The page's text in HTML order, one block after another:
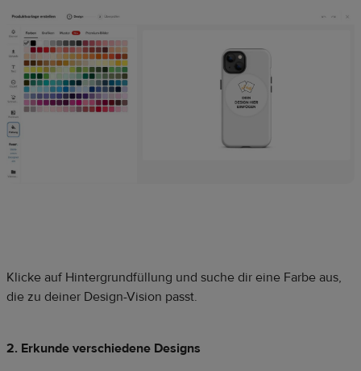
Klicke auf Hintergrundfüllung und suche dir eine Farbe aus,
die zu deiner Design-Vision passt.
2. Erkunde verschiedene Designs